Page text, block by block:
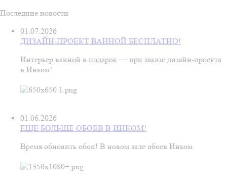
Последние новости
01.07.2026
ДИЗАЙН-ПРОЕКТ ВАННОЙ БЕСПЛАТНО!
Интерьер ванной в подарок — при заказе дизайн‑проекта
в Инком!
01.06.2026
ЕЩЕ БОЛЬШЕ ОБОЕВ В ИНКОМ!
Время обновить обои! В новом зале обоев Инком.